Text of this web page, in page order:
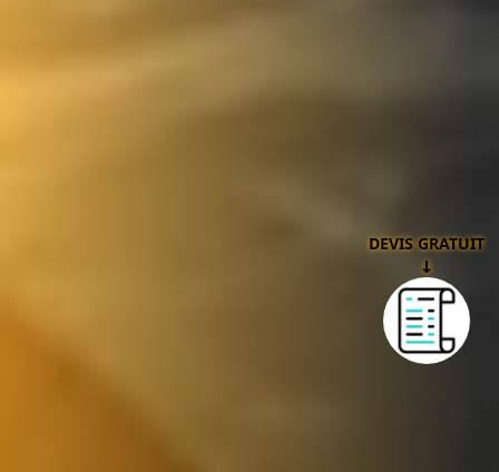
DEVIS GRATUIT